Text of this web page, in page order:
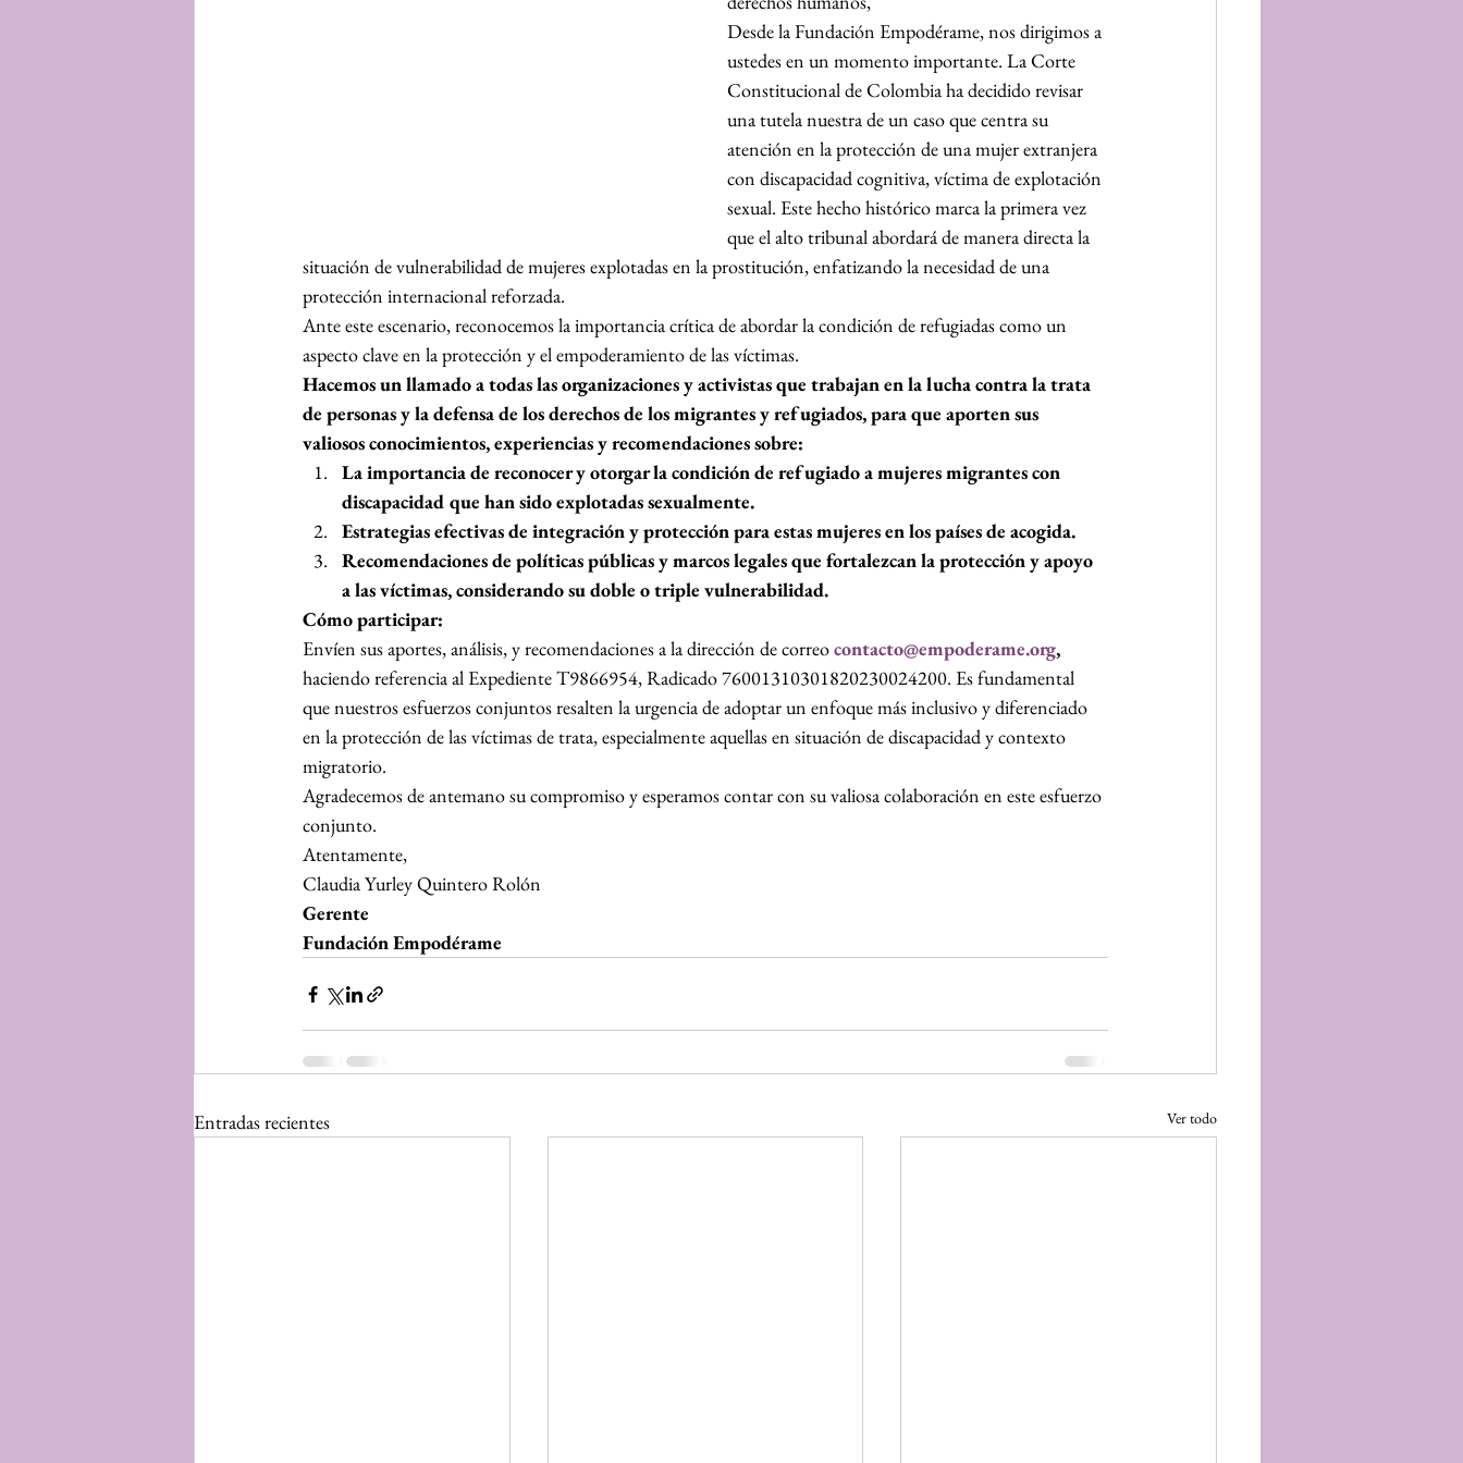
Desde la Fundación Empodérame, nos dirigimos a
ustedes en un momento importante. La Corte
Constitucional de Colombia ha decidido revisar
una tutela nuestra de un caso que centra su
atención en la protección de una mujer extranjera
con discapacidad cognitiva, víctima de explotación
sexual. Este hecho histórico marca la primera vez
que el alto tribunal abordará de manera directa la
situación de vulnerabilidad de mujeres explotadas en la prostitución, enfatizando la necesidad de una
protección internacional reforzada.
Ante este escenario, reconocemos la importancia crítica de abordar la condición de refugiadas como un
aspecto clave en la protección y el empoderamiento de las víctimas.
Hacemos un llamado a todas las organizaciones y activistas que trabajan en la lucha contra la trata
de personas y la defensa de los derechos de los migrantes y refugiados, para que aporten sus
valiosos conocimientos, experiencias y recomendaciones sobre:
La importancia de reconocer y otorgar la condición de refugiado a mujeres migrantes con
discapacidad que han sido explotadas sexualmente.
Estrategias efectivas de integración y protección para estas mujeres en los países de acogida.
Recomendaciones de políticas públicas y marcos legales que fortalezcan la protección y apoyo
a las víctimas, considerando su doble o triple vulnerabilidad.
Cómo participar:
Envíen sus aportes, análisis, y recomendaciones a la dirección de correo contacto@empoderame.org,
haciendo referencia al Expediente T9866954, Radicado 76001310301820230024200. Es fundamental
que nuestros esfuerzos conjuntos resalten la urgencia de adoptar un enfoque más inclusivo y diferenciado
en la protección de las víctimas de trata, especialmente aquellas en situación de discapacidad y contexto
migratorio.
Agradecemos de antemano su compromiso y esperamos contar con su valiosa colaboración en este esfuerzo
conjunto.
Atentamente,
Claudia Yurley Quintero Rolón
Gerente
Fundación Empodérame
Entradas recientes Ver todo